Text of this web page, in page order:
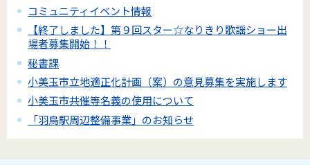
コミュニティイベント情報
【終了しました】第９回スター☆なりきり歌謡ショー出
場者募集開始！！
秘書課
小美玉市立地適正化計画（案）の意見募集を実施します
小美玉市共催等名義の使用について
「羽鳥駅周辺整備事業」のお知らせ